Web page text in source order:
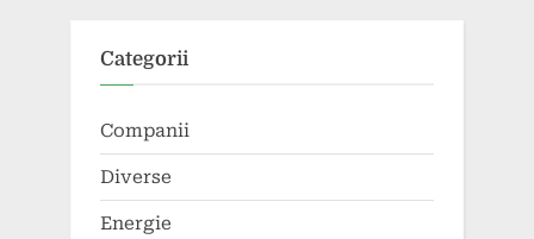
Categorii
Companii
Diverse
Energie